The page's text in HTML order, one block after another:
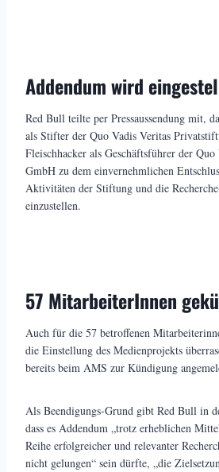
Addendum wird
Red Bull teilte per Pressaussendung mit,
als Stifter der Quo Vadis Veritas
Fleischhacker als Geschäftsführer der
GmbH zu dem einvernehmlichen
Aktivitäten der Stiftung und die
einzustellen.
57 MitarbeiterInnen
Auch für die 57 betroffenen
die Einstellung des Medienprojekts
bereits beim AMS zur Kündigung
Als Beendigungs-Grund gibt Red Bull in
dass es Addendum „trotz erheblichen
Reihe erfolgreicher und relevanter
nicht gelungen“ sein dürfte, „die